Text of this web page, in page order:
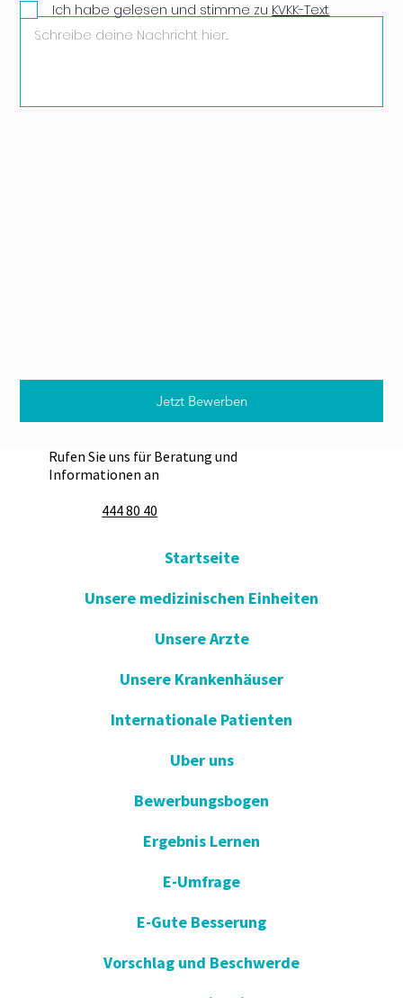
Jetzt Bewerben
Ich habe gelesen und stimme zu KVKK-Text
Rufen Sie uns für Beratung und
Informationen an
444 80 40
Startseite
Unsere medizinischen Einheiten
Unsere Arzte
Unsere Krankenhäuser
Internationale Patienten
Uber uns
Bewerbungsbogen
Ergebnis Lernen
E-Umfrage
E-Gute Besserung
Vorschlag und Beschwerde